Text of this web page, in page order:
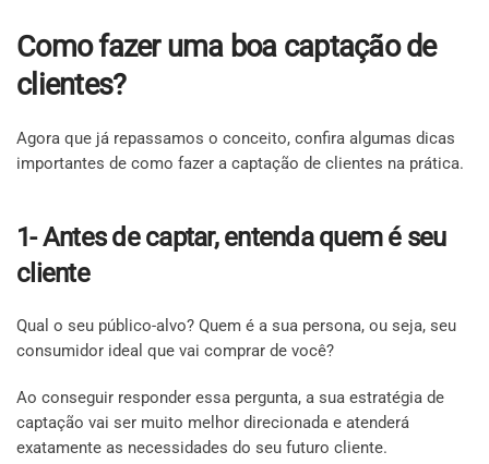
Como fazer uma boa captação de
clientes?
Agora que já repassamos o conceito, confira algumas dicas
importantes de como fazer a captação de clientes na prática.
1- Antes de captar, entenda quem é seu
cliente
Qual o seu público-alvo? Quem é a sua persona, ou seja, seu
consumidor ideal que vai comprar de você?
Ao conseguir responder essa pergunta, a sua estratégia de
captação vai ser muito melhor direcionada e atenderá
exatamente as necessidades do seu futuro cliente.